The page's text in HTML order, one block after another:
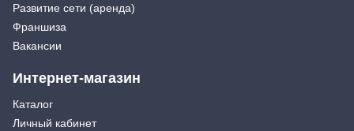
Развитие сети (аренда)
Франшиза
Вакансии
Интернет-магазин
Каталог
Личный кабинет